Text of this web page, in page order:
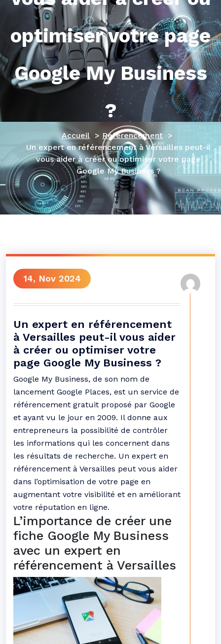
optimiser votre page
Google My Business
?
Accueil > Référencement >
Un expert en référencement à Versailles peut-il
vous aider à créer ou optimiser votre page
Google My Business ?
14, Nov 2024
Un expert en référencement
à Versailles peut-il vous aider
à créer ou optimiser votre
page Google My Business ?
Google My Business, de son nom de
lancement Google Places, est un service de
référencement gratuit proposé par Google
et ayant vu le jour en 2009. Il donne aux
entrepreneurs la possibilité de contrôler
les informations qui les concernent dans
les résultats de recherche. Un expert en
référencement à Versailles peut vous aider
dans l’optimisation de votre page en
augmentant votre visibilité et en améliorant
votre réputation en ligne.
L’importance de créer une
fiche Google My Business
avec un expert en
référencement à Versailles